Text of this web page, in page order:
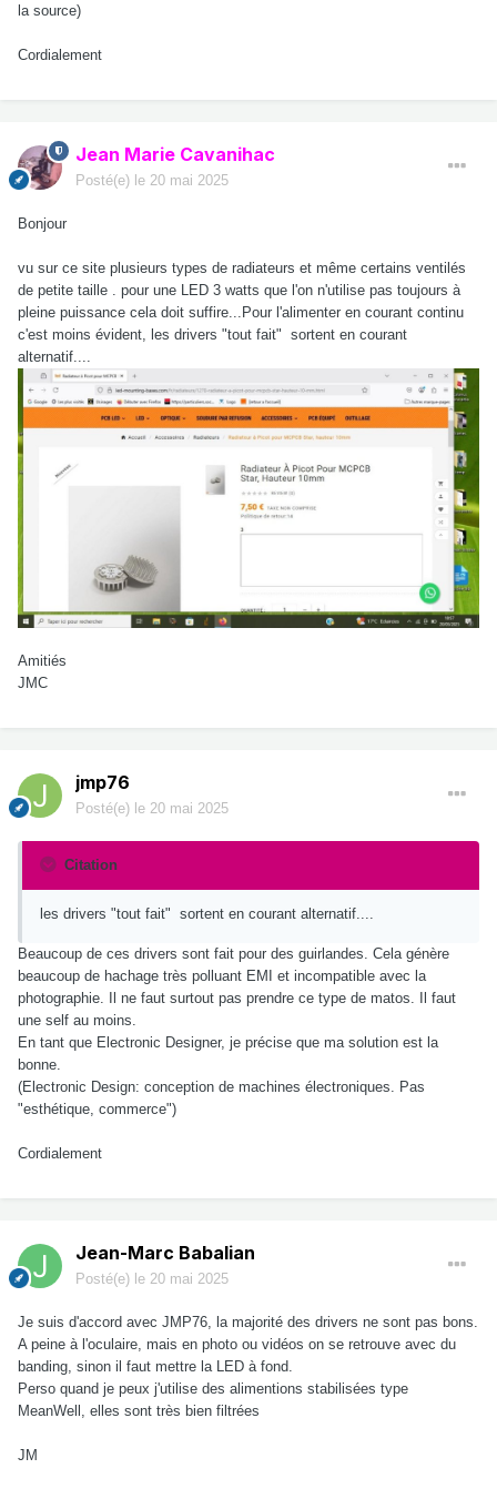
la source)
Cordialement
Jean Marie Cavanihac
Posté(e) le 20 mai 2025
Bonjour
vu sur ce site plusieurs types de radiateurs et même certains ventilés
de petite taille . pour une LED 3 watts que l'on n'utilise pas toujours à
pleine puissance cela doit suffire...Pour l'alimenter en courant continu
c'est moins évident, les drivers "tout fait" sortent en courant
alternatif....
Amitiés
JMC
jmp76
Posté(e) le 20 mai 2025
Citation
les drivers "tout fait" sortent en courant alternatif....
Beaucoup de ces drivers sont fait pour des guirlandes. Cela génère
beaucoup de hachage très polluant EMI et incompatible avec la
photographie. Il ne faut surtout pas prendre ce type de matos. Il faut
une self au moins.
En tant que Electronic Designer, je précise que ma solution est la
bonne.
(Electronic Design: conception de machines électroniques. Pas
"esthétique, commerce")
Cordialement
Jean-Marc Babalian
Posté(e) le 20 mai 2025
Je suis d'accord avec JMP76, la majorité des drivers ne sont pas bons.
A peine à l'oculaire, mais en photo ou vidéos on se retrouve avec du
banding, sinon il faut mettre la LED à fond.
Perso quand je peux j'utilise des alimentions stabilisées type
MeanWell, elles sont très bien filtrées
JM